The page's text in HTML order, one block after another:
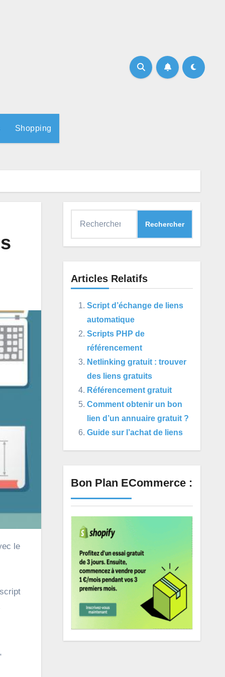
Shopping
,
Articles Relatifs
Script d’échange de liens
automatique
Scripts PHP de
référencement
Netlinking gratuit : trouver
des liens gratuits
Référencement gratuit
Comment obtenir un bon
lien d’un annuaire gratuit ?
Guide sur l’achat de liens
Bon Plan ECommerce :